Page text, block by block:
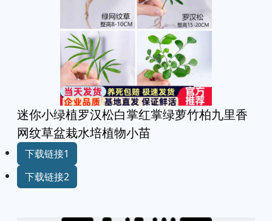
迷你小绿植罗汉松白掌红掌绿萝竹柏九里香
网纹草盆栽水培植物小苗
下载链接1
下载链接2